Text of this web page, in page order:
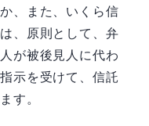
、また、いくら信
、原則として、弁
が被後見人に代わ
示を受けて、信託
す。